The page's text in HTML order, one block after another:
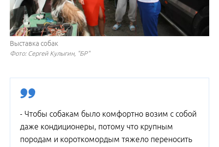
Выставка собак
Фото: Сергей Кулыгин, "БР"
- Чтобы собакам было комфортно возим с собой
даже кондиционеры, потому что крупным
породам и короткомордым тяжело переносить